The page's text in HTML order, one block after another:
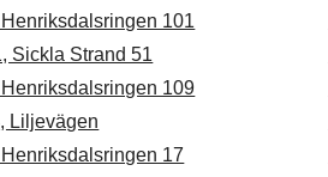
101
Sickla Strand 51
109
Liljevägen
17